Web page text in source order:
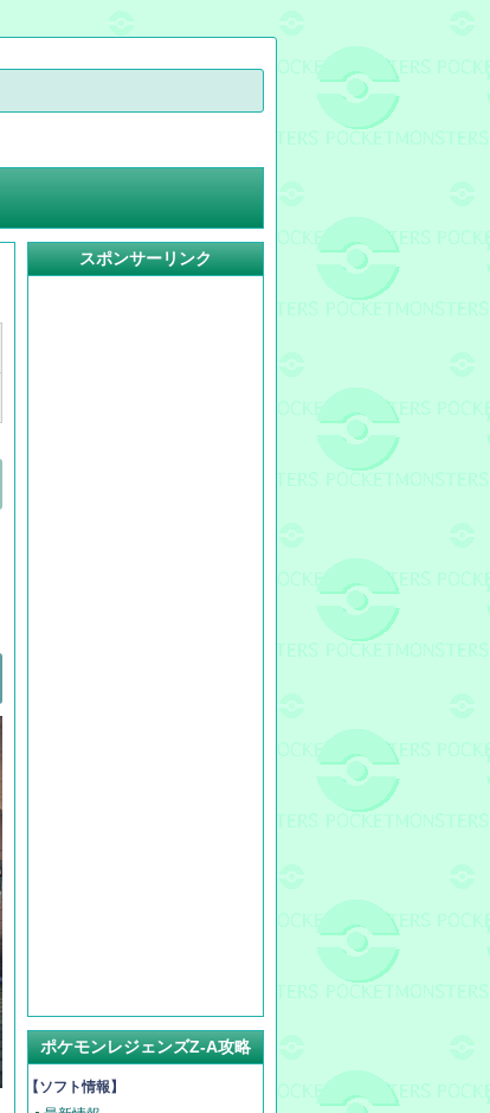
スポンサーリンク
ポケモンレジェンズZ-A攻略
【ソフト情報】